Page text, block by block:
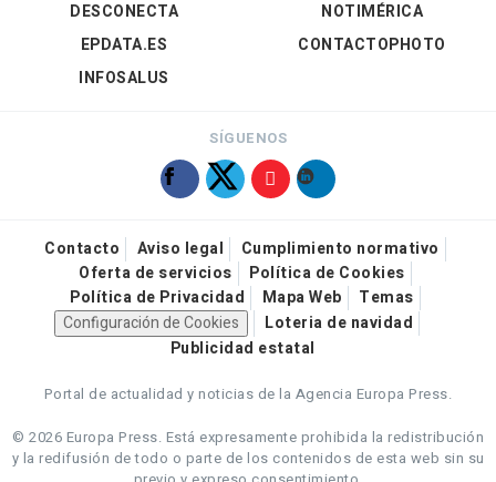
DESCONECTA
EPDATA.ES
INFOSALUS
NOTIMÉRICA
CONTACTOPHOTO
SÍGUENOS
Contacto Aviso legal
Cumplimiento normativo
Oferta de servicios
Política de Cookies
Política de Privacidad
Mapa Web
Temas
Configuración de Cookies
Loteria de navidad
Publicidad estatal
Portal de actualidad y noticias de la Agencia Europa Press.
© 2026 Europa Press. Está expresamente prohibida la redistribución
y la redifusión de todo o parte de los contenidos de esta web sin su